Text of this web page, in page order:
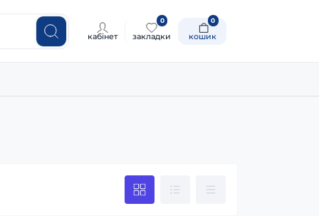
кабінет закладки
0
кошик
0